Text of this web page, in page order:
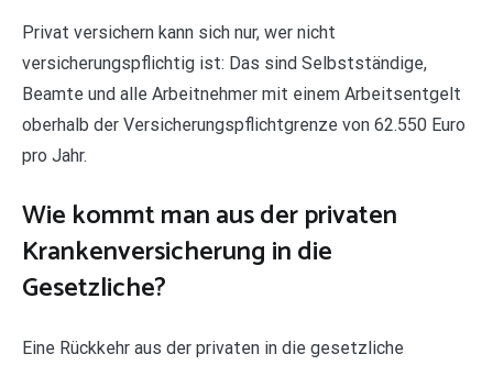
Privat versichern kann sich nur, wer nicht
versicherungspflichtig ist: Das sind Selbstständige,
Beamte und alle Arbeitnehmer mit einem Arbeitsentgelt
oberhalb der Versicherungspflichtgrenze von 62.550 Euro
pro Jahr.
Wie kommt man aus der privaten
Krankenversicherung in die
Gesetzliche?
Eine Rückkehr aus der privaten in die gesetzliche